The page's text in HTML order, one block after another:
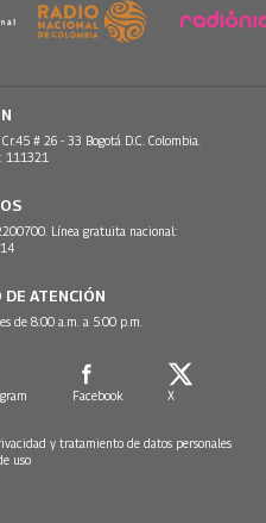
# 26 - 33 Bogotá D.C. Colombia.
111321
Línea gratuita nacional:
ATENCIÓN
de 8:00 a.m. a 5:00 p.m.
Facebook X
y tratamiento de datos personales
uso